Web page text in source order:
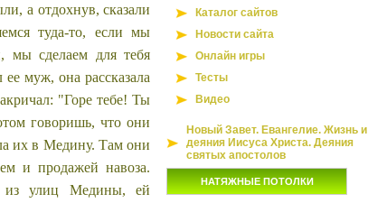
а отдохнув, сказали
туда-то, если мы
мы сделаем для тебя
муж, она рассказала
"Горе тебе! Ты
говоришь, что они
их в Медину. Там они
и продажей навоза.
из улиц Медины, ей
Каталог сайтов
Новости сайта
Онлайн игры
Тесты
Видео
Новый Завет. Евангелие. Жизнь и
деяния Иисуса Христа. Деяния
святых апостолов
НАТЯЖНЫЕ ПОТОЛКИ